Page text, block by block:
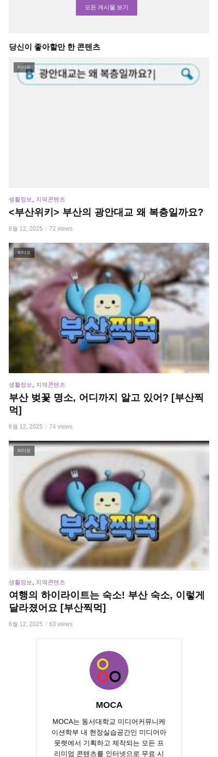
모든 게시물 보기
당신이 좋아할만 한 콘텐츠
비디오
생활정보 지역콘텐츠
<부산위키> 부산의 광안대교 왜 복층일까요?
6월 12, 2025 72 views
비디오
생활정보 지역콘텐츠
부산 벚꽃 명소, 어디까지 알고 있어? [부산찍
먹]
6월 12, 2025 74 views
비디오
생활정보, 지역콘텐츠
여행의 하이라이트는 숙소! 부산 숙소, 이렇게
달라졌어요 [부산찍먹]
6월 12, 2025 63 views
MOCA
MOCA는 동서대학교 미디어커뮤니케
이션학부 내 현장실습공간인 미디어아
웃렛에서 기획하고 제작되는 모든 프
리미엄 콘텐츠를 인터넷으로 무료 시